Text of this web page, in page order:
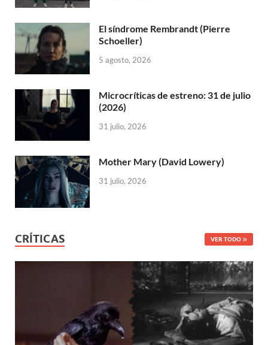
El síndrome Rembrandt (Pierre
Schoeller)
5 agosto, 2026
Microcríticas de estreno: 31 de julio
(2026)
31 julio, 2026
Mother Mary (David Lowery)
31 julio, 2026
CRÍTICAS VER TODO